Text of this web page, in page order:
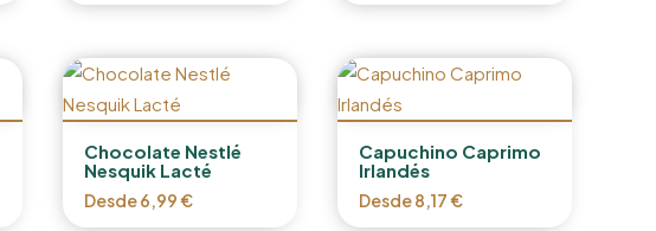
Chocolate Nestlé
Nesquik Lacté
Desde6,99€
Capuchino Caprimo
Irlandés
Desde8,17€